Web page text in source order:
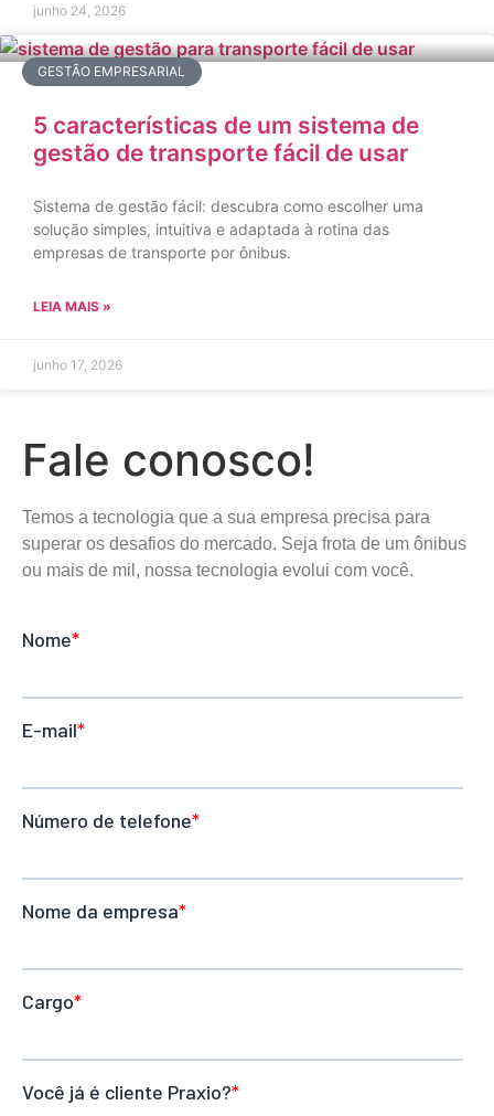
junho 24, 2026
GESTÃO EMPRESARIAL
5 características de um sistema de
gestão de transporte fácil de usar
Sistema de gestão fácil: descubra como escolher uma
solução simples, intuitiva e adaptada à rotina das
empresas de transporte por ônibus.
LEIA MAIS »
junho 17, 2026
Fale conosco!
Temos a tecnologia que a sua empresa precisa para
superar os desafios do mercado. Seja frota de um ônibus
ou mais de mil, nossa tecnologia evolui com você.